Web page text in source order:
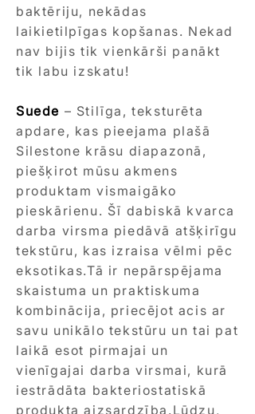
baktēriju, nekādas
laikietilpīgas kopšanas. Nekad
nav bijis tik vienkārši panākt
tik labu izskatu!
Suede – Stilīga, teksturēta
apdare, kas pieejama plašā
Silestone krāsu diapazonā,
piešķirot mūsu akmens
produktam vismaigāko
pieskārienu. Šī dabiskā kvarca
darba virsma piedāvā atšķirīgu
tekstūru, kas izraisa vēlmi pēc
eksotikas.Tā ir nepārspējama
skaistuma un praktiskuma
kombinācija, priecējot acis ar
savu unikālo tekstūru un tai pat
laikā esot pirmajai un
vienīgajai darba virsmai, kurā
iestrādāta bakteriostatiskā
produkta aizsardzība.Lūdzu,